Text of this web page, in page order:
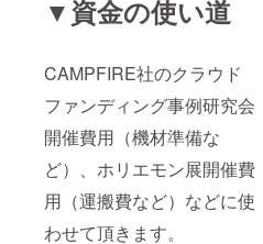
▼資金の使い道
CAMPFIRE社のクラウド
ファンディング事例研究会
開催費用（機材準備な
ど）、ホリエモン展開催費
用（運搬費など）などに使
わせて頂きます。